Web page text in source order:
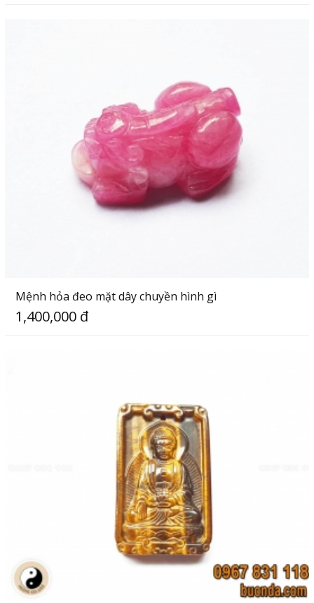
Mệnh hỏa đeo mặt dây chuyền hình gì
1,400,000 đ